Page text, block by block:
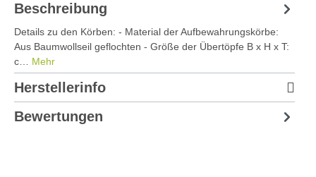
Beschreibung
Details zu den Körben: - Material der Aufbewahrungskörbe:
Aus Baumwollseil geflochten - Größe der Übertöpfe B x H x T:
c… Mehr
Herstellerinfo
Bewertungen